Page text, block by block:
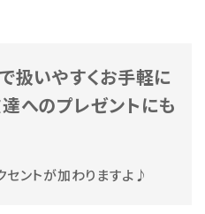
扱いやすくお手軽に
へのプレゼントにも
セントが加わりますよ♪